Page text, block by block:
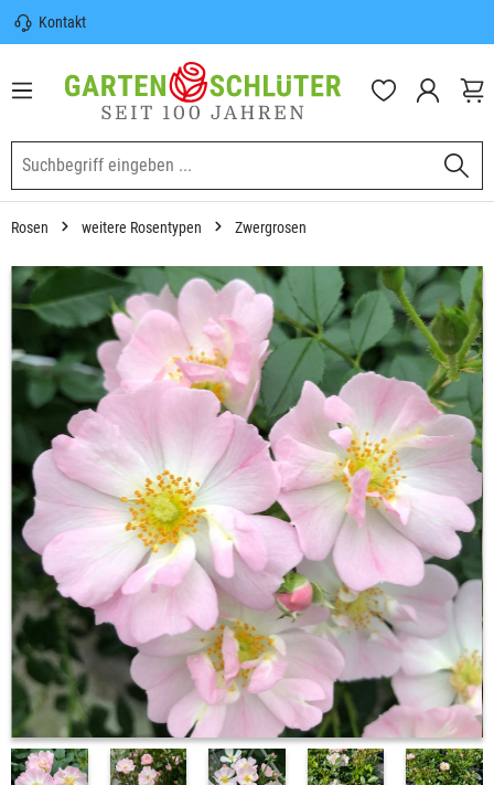
springen
Kontakt
Sicherer Versand | Versandkostenfrei
(DE) ab 100€
Garten-Schlüter Anwachsgarantie
Rosen weitere Rosentypen Zwergrosen